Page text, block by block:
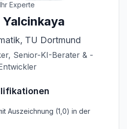
Ihr Experte
Yalcinkaya
TU Dortmund
Senior-KI-Berater & -
Auszeichnung (1,0) in der